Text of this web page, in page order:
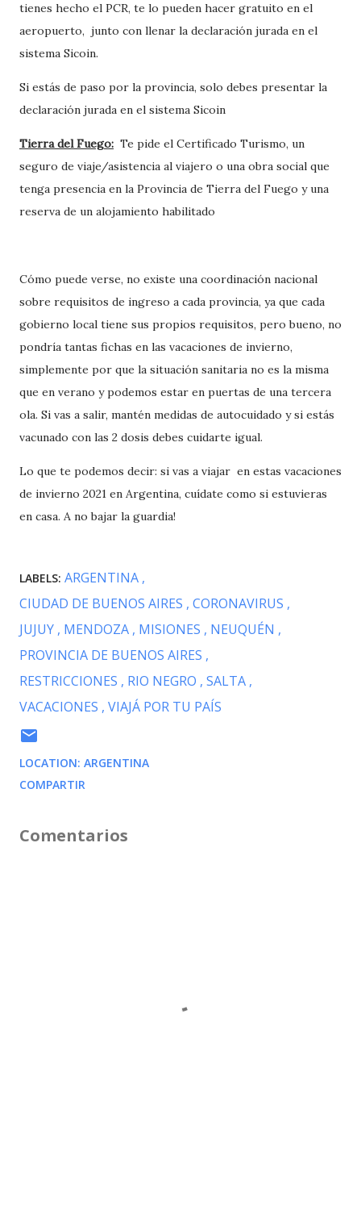
tienes hecho el PCR, te lo pueden hacer gratuito en el
aeropuerto, junto con llenar la declaración jurada en el
sistema Sicoin.
Si estás de paso por la provincia, solo debes presentar la
declaración jurada en el sistema Sicoin
Tierra del Fuego: Te pide el Certificado Turismo, un
seguro de viaje/asistencia al viajero o una obra social que
tenga presencia en la Provincia de Tierra del Fuego y una
reserva de un alojamiento habilitado
Cómo puede verse, no existe una coordinación nacional
sobre requisitos de ingreso a cada provincia, ya que cada
gobierno local tiene sus propios requisitos, pero bueno, no
pondría tantas fichas en las vacaciones de invierno,
simplemente por que la situación sanitaria no es la misma
que en verano y podemos estar en puertas de una tercera
ola. Si vas a salir, mantén medidas de autocuidado y si estás
vacunado con las 2 dosis debes cuidarte igual.
Lo que te podemos decir: si vas a viajar en estas vacaciones
de invierno 2021 en Argentina, cuídate como si estuvieras
en casa. A no bajar la guardia!
LABELS: ARGENTINA
CIUDAD DE BUENOS AIRES CORONAVIRUS
JUJUY MENDOZA MISIONES
NEUQUÉN
PROVINCIA DE BUENOS AIRES
RESTRICCIONES
RIO NEGRO SALTA
VACACIONES VIAJÁ POR TU PAÍS
LOCATION: ARGENTINA
COMPARTIR
Comentarios